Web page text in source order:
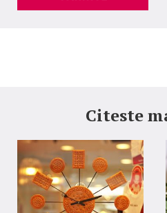
Citeste